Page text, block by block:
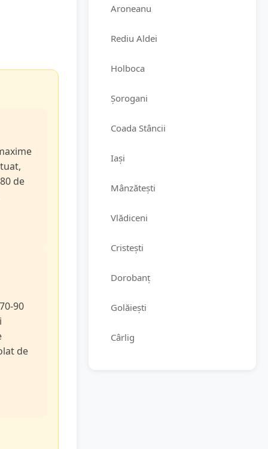
de
90
de
Aroneanu
Rediu Aldei
Holboca
Șorogani
Coada Stâncii
Iași
Mânzătești
Vlădiceni
Cristești
Dorobanț
Golăiești
Cârlig